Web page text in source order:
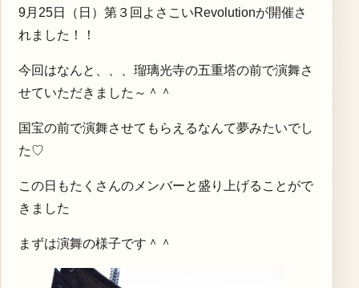
9月25日（日）第３回よさこいRevolutionが開催さ
れました！！
今回はなんと、、、瑠璃光寺の五重塔の前で演舞さ
せていただきました～＾＾
国宝の前で演舞させてもらえるなんて夢みたいでし
た♡
この日もたくさんのメンバーと盛り上げることがで
きました
まずは演舞の様子です＾＾